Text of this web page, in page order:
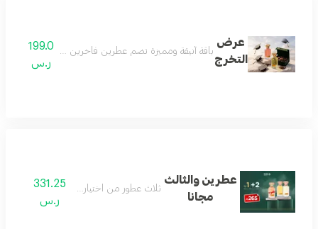
عرض
التخرج
باقة أنيقة ومميزة تضم عطرين فاخرين مع عود مختار
199.0
ر.س
عطرين والثالث
مجانا
ثلاث عطور من اختيار العميل331.25
ر.س